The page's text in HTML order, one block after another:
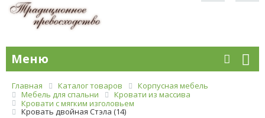
Меню
Главная Каталог товаров
Корпусная мебель
Мебель для спальни
Кровати из массива
Кровати с мягким изголовьем
Кровать двойная Стэла (14)